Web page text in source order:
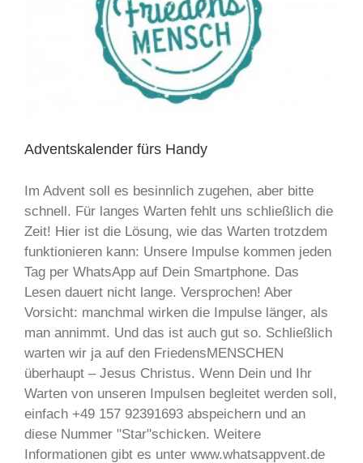
Adventskalender fürs Handy
Im Advent soll es besinnlich zugehen, aber bitte
schnell. Für langes Warten fehlt uns schließlich die
Zeit! Hier ist die Lösung, wie das Warten trotzdem
funktionieren kann: Unsere Impulse kommen jeden
Tag per WhatsApp auf Dein Smartphone. Das
Lesen dauert nicht lange. Versprochen! Aber
Vorsicht: manchmal wirken die Impulse länger, als
man annimmt. Und das ist auch gut so. Schließlich
warten wir ja auf den FriedensMENSCHEN
überhaupt – Jesus Christus. Wenn Dein und Ihr
Warten von unseren Impulsen begleitet werden soll,
einfach +49 157 92391693 abspeichern und an
diese Nummer "Star"schicken. Weitere
Informationen gibt es unter www.whatsappvent.de